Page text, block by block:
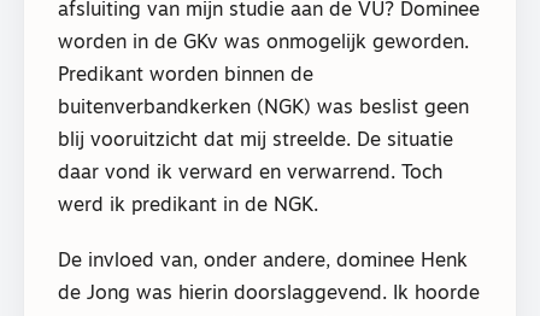
afsluiting van mijn studie aan de VU? Dominee
worden in de GKv was onmogelijk geworden.
Predikant worden binnen de
buitenverbandkerken (NGK) was beslist geen
blij vooruitzicht dat mij streelde. De situatie
daar vond ik verward en verwarrend. Toch
werd ik predikant in de NGK.
De invloed van, onder andere, dominee Henk
de Jong was hierin doorslaggevend. Ik hoorde